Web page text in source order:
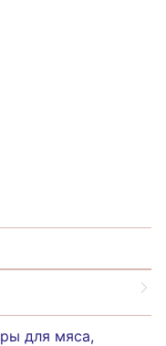
для мяса,